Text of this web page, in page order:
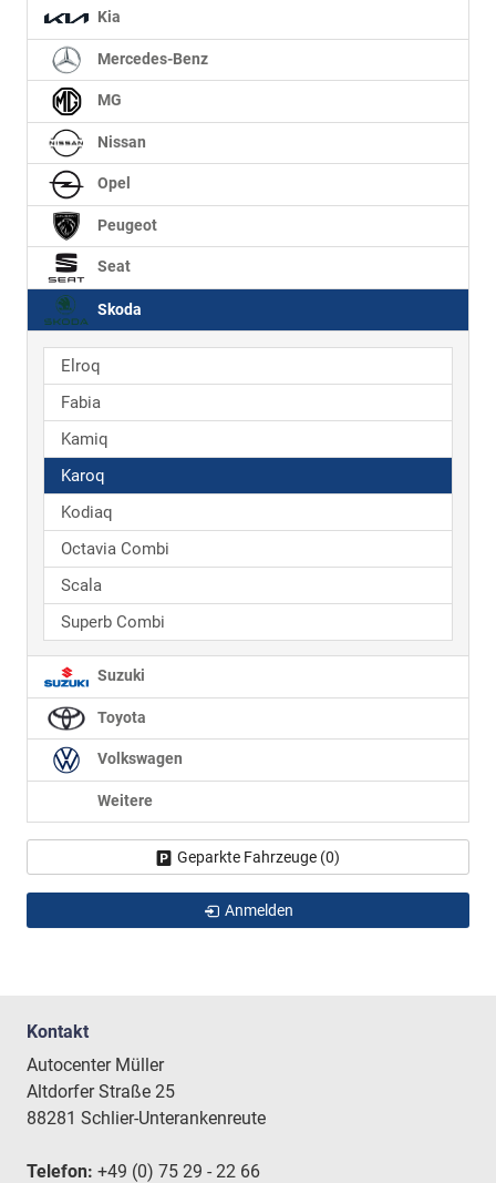
Kia
Mercedes-Benz
MG
Nissan
Opel
Peugeot
Seat
Skoda
Elroq
Fabia
Kamiq
Karoq
Kodiaq
Octavia Combi
Scala
Superb Combi
Suzuki
Toyota
Volkswagen
Weitere
Geparkte Fahrzeuge (0)
Anmelden
Kontakt
Autocenter Müller
Altdorfer Straße 25
88281 Schlier-Unterankenreute
Telefon: +49 (0) 75 29 - 22 66